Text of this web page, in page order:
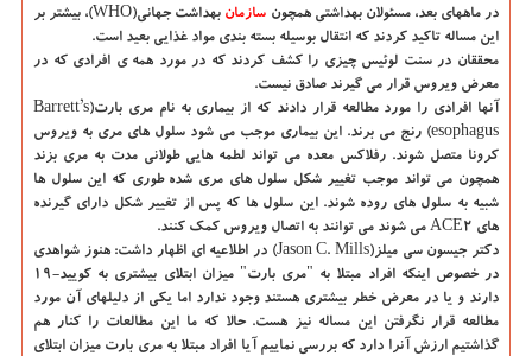
در ماههای بعد، مسئولان بهداشتی همچون سازمان
بهداشت جهانی(WHO)، بیشتر بر
این مساله تاکید کردند که انتقال بوسیله بسته بندی مواد غذایی بعید است.
محققان در سنت لوئیس چیزی را کشف کردند که در مورد همه ی افرادی که در
معرض ویروس قرار می گیرند صادق نیست.
آنها افرادی را مورد مطالعه قرار دادند که از بیماری به نام مری بارت(Barrett’s
esophagus) رنج می برند. این بیماری موجب می شود سلول های مری به ویروس
کرونا متصل شوند. رفلاکس معده می تواند لطمه هایی طولانی مدت به مری بزند
همچون می تواند موجب تغییر شکل سلول های مری شده طوری که این سلول ها
شبیه به سلول های روده شوند. این سلول ها که پس از تغییر شکل دارای گیرنده
های ACE۲ می شوند می توانند به اتصال ویروس کمک کنند.
دکتر جیسون سی میلز(Jason C. Mills) در اطلاعیه ای اظهار داشت: هنوز شواهدی
در خصوص اینکه افراد مبتلا به "مری بارت" میزان ابتلای بیشتری به کویید-۱۹
دارند و یا در معرض خطر بیشتری هستند وجود ندارد اما یکی از دلیلهای آن مورد
مطالعه قرار نگرفتن این مساله نیز هست. حالا که ما این مطالعات را کنار هم
گذاشتیم ارزش آنرا دارد که بررسی نماییم آیا افراد مبتلا به مری بارت میزان ابتلای